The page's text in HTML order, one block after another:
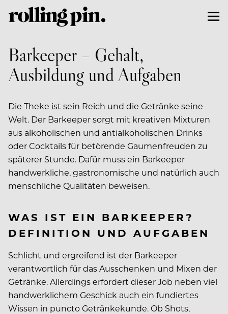
Barkeeper – Gehalt,
Ausbildung und Aufgaben
Die Theke ist sein Reich und die Getränke seine
Welt. Der Barkeeper sorgt mit kreativen Mixturen
aus alkoholischen und antialkoholischen Drinks
oder Cocktails für betörende Gaumenfreuden zu
späterer Stunde. Dafür muss ein Barkeeper
handwerkliche, gastronomische und natürlich auch
menschliche Qualitäten beweisen.
WAS IST EIN BARKEEPER?
DEFINITION UND AUFGABEN
Schlicht und ergreifend ist der Barkeeper
verantwortlich für das Ausschenken und Mixen der
Getränke. Allerdings erfordert dieser Job neben viel
handwerklichem Geschick auch ein fundiertes
Wissen in puncto Getränkekunde. Ob Shots,